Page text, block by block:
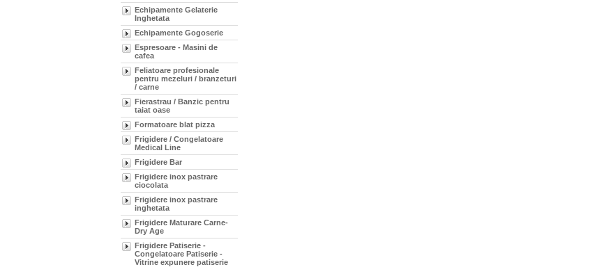
Echipamente Gelaterie
Inghetata
Echipamente Gogoserie
Espresoare - Masini de
cafea
Feliatoare profesionale
pentru mezeluri / branzeturi
/ carne
Fierastrau / Banzic pentru
taiat oase
Formatoare blat pizza
Frigidere / Congelatoare
Medical Line
Frigidere Bar
Frigidere inox pastrare
ciocolata
Frigidere inox pastrare
inghetata
Frigidere Maturare Carne-
Dry Age
Frigidere Patiserie -
Congelatoare Patiserie -
Vitrine expunere patiserie